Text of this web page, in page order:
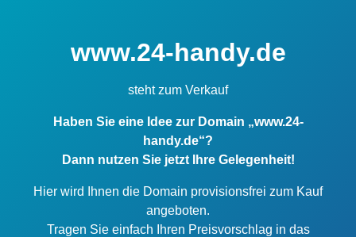
www.24-handy.de
steht zum Verkauf
Haben Sie eine Idee zur Domain „www.24-
handy.de“?
Dann nutzen Sie jetzt Ihre Gelegenheit!
Hier wird Ihnen die Domain provisionsfrei zum Kauf
angeboten.
Tragen Sie einfach Ihren Preisvorschlag in das